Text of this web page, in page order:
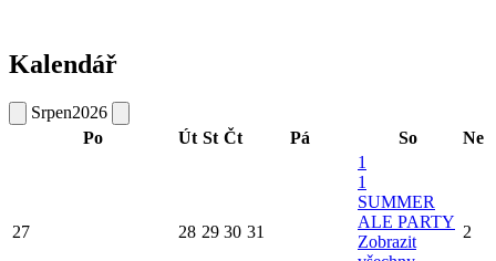
Kalendář
Srpen2026
Po
Út St Čt Pá So Ne
27 28 29 30 31
1
1
SUMMER
ALE PARTY
Zobrazit
2